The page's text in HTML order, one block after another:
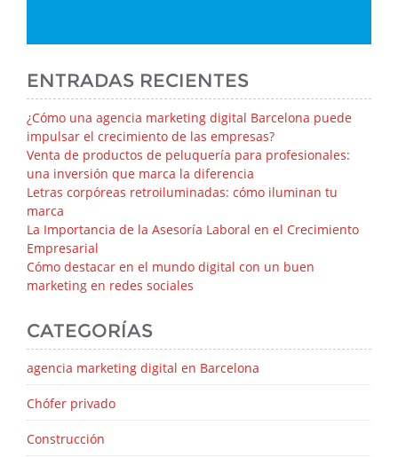
ENTRADAS RECIENTES
¿Cómo una agencia marketing digital Barcelona puede
impulsar el crecimiento de las empresas?
Venta de productos de peluquería para profesionales:
una inversión que marca la diferencia
Letras corpóreas retroiluminadas: cómo iluminan tu
marca
La Importancia de la Asesoría Laboral en el Crecimiento
Empresarial
Cómo destacar en el mundo digital con un buen
marketing en redes sociales
CATEGORÍAS
agencia marketing digital en Barcelona
Chófer privado
Construcción